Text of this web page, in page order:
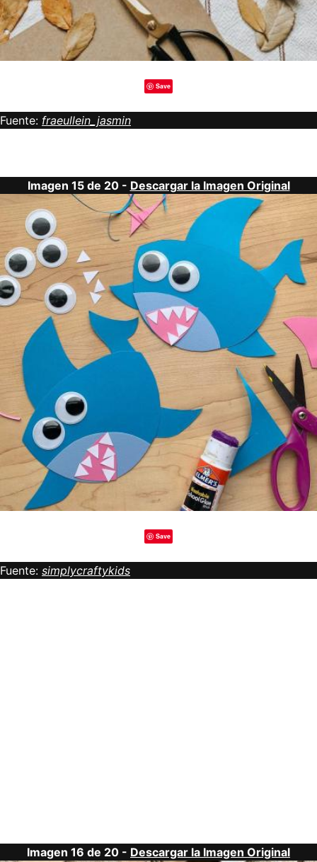
Save
Fuente: fraeullein_jasmin
Imagen 15 de 20 - Descargar la Imagen Original
Save
Fuente: simplycraftykids
Imagen 16 de 20 - Descargar la Imagen Original